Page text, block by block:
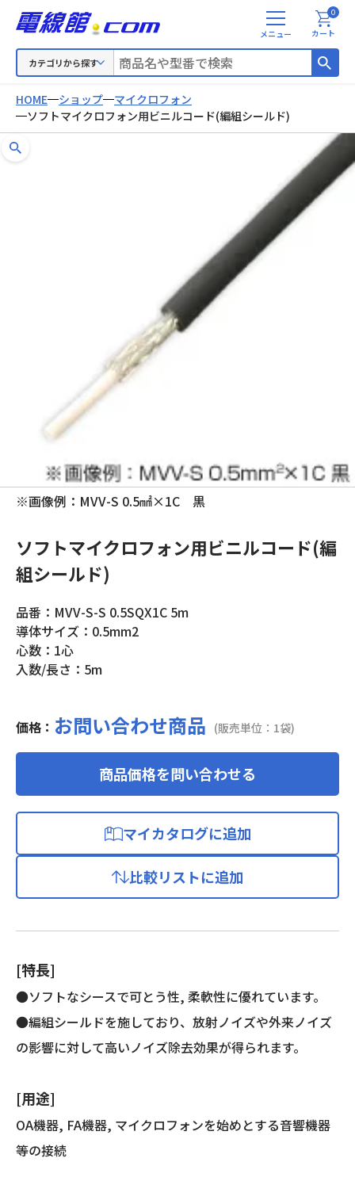
カテゴリから探す
メ
ニ
カート
0
HOME ショップ
マイクロフォン
ソフトマイクロフォン用ビニルコード(編組シールド)
※画像例：MVV-S 0.5㎟×1C 黒
ソフトマイクロフォン用ビニルコード(編
組シールド)
品番：MVV-S-S 0.5SQX1C 5m
導体サイズ：0.5mm2
心数：1心
入数/長さ：5m
価格： お問い合わせ商品 (販売単位：1袋)
商品価格を問い合わせる
マイカタログに追加
比較リストに追加
[特長]
●ソフトなシースで可とう性, 柔軟性に優れています。
●編組シールドを施しており、放射ノイズや外来ノイズ
の影響に対して高いノイズ除去効果が得られます。
[用途]
OA機器, FA機器, マイクロフォンを始めとする音響機器
等の接続